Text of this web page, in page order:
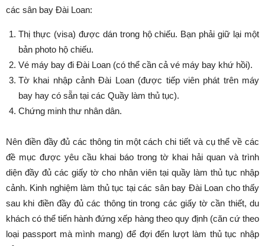
các sân bay Đài Loan:
Thị thực (visa) được dán trong hộ chiếu. Bạn phải giữ lại một
bản photo hộ chiếu.
Vé máy bay đi Đài Loan (có thể cần cả vé máy bay khứ hồi).
Tờ khai nhập cảnh Đài Loan (được tiếp viên phát trên máy
bay hay có sẵn tại các Quầy làm thủ tục).
Chứng minh thư nhân dân.
Nên điền đầy đủ các thông tin một cách chi tiết và cụ thể về các
đề mục được yêu cầu khai báo trong tờ khai hải quan và trình
diện đầy đủ các giấy tờ cho nhân viên tại quầy làm thủ tục nhập
cảnh. Kinh nghiệm làm thủ tục tại các sân bay Đài Loan cho thấy
sau khi điền đầy đủ các thông tin trong các giấy tờ cần thiết, du
khách có thể tiến hành đứng xếp hàng theo quy định (căn cứ theo
loại passport mà mình mang) để đợi đến lượt làm thủ tục nhập